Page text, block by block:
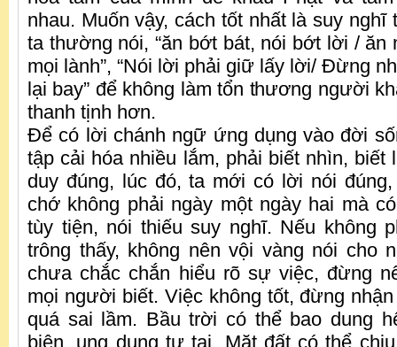
nhau. Muốn vậy, cách tốt nhất là suy
ta thường nói, “ăn bớt bát, nói bớt lời / ăn
mọi lành”, “Nói lời phải giữ lấy lời/ Đừng
lại bay”​ để không làm tổn thương người
thanh tịnh hơn.
Để có lời chánh ngữ ứng dụng vào đời
tập cải hóa nhiều lắm, phải biết nhìn, biết
duy đúng, lúc đó, ta mới có lời nói
chớ không phải ngày một ngày hai mà
tùy tiện, nói thiếu suy nghĩ. Nếu không
trông thấy, không nên vội vàng nói cho
chưa chắc chắn hiểu rõ sự việc, đừng
mọi người biết. Việc không tốt, đừng
quá sai lầm. Bầu trời có thể bao dung
biên, ung dung tự tại. Mặt đất có thể